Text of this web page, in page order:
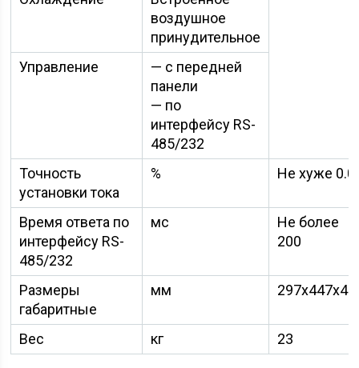
воздушное
принудительное
Управление
— с передней
панели
— по
интерфейсу RS-
485/232
Точность
установки тока
% Не хуже
Время ответа по
интерфейсу RS-
485/232
мс
Не более
200
Размеры
габаритные
мм
Вес кг 23